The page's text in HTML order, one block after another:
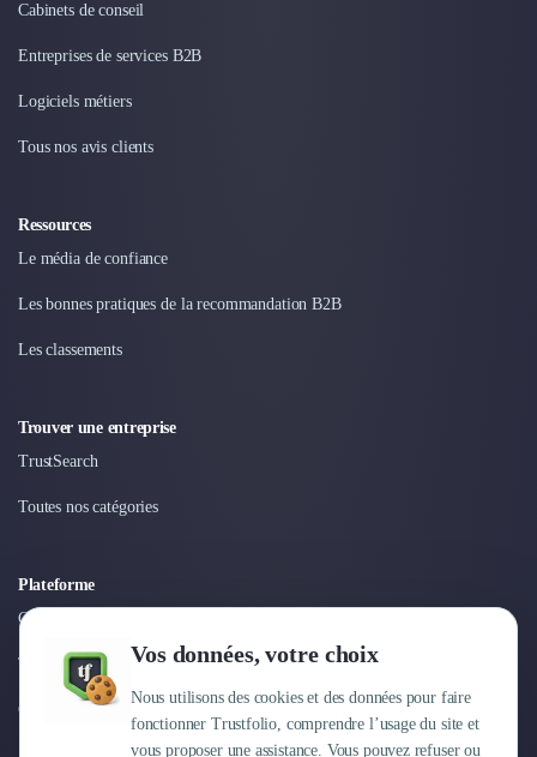
Vos données, votre choix
Nous utilisons des cookies et des données pour faire
fonctionner Trustfolio, comprendre l’usage du site et
vous proposer une assistance. Vous pouvez refuser ou
Cabinets de conseil
Entreprises de services B2B
Logiciels métiers
Tous nos avis clients
Ressources
Le média de confiance
Les bonnes pratiques de la recommandation B2B
Les classements
Trouver une entreprise
TrustSearch
Toutes nos catégories
Plateforme
Connexion
Tarifs
Centre d'aide